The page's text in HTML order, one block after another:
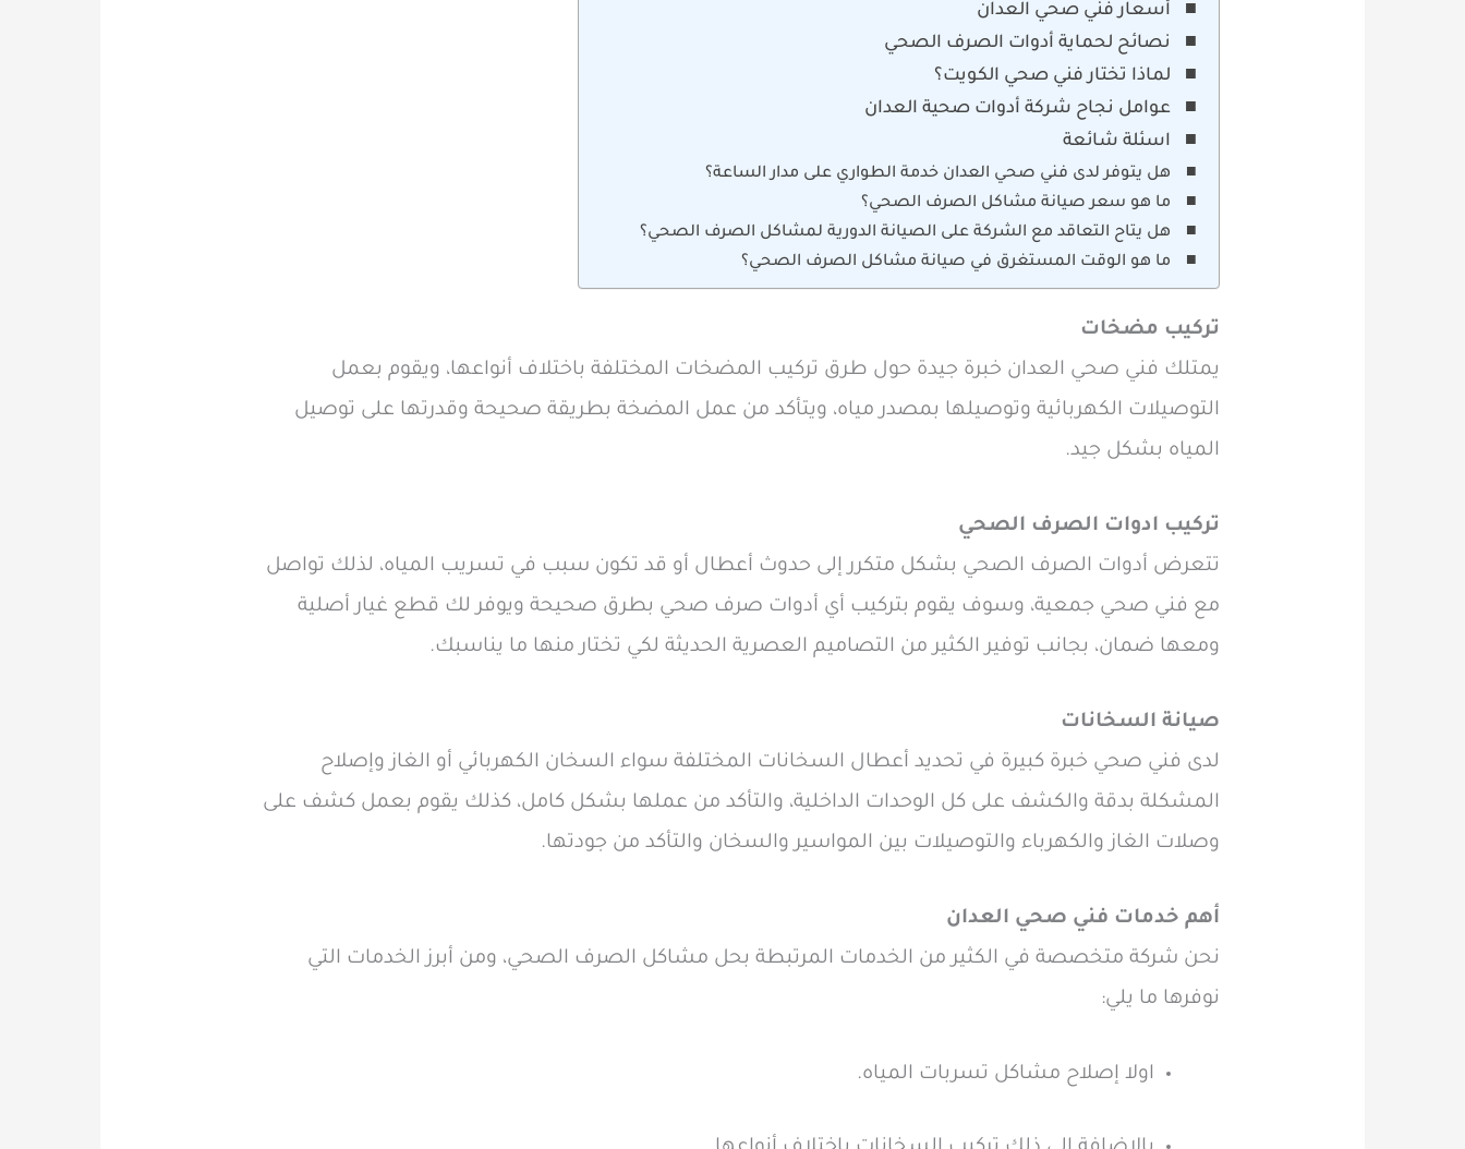
أسعار فني صحي العدان
نصائح لحماية أدوات الصرف الصحي
لماذا تختار فني صحي الكويت؟
عوامل نجاح شركة أدوات صحية العدان
اسئلة شائعة
هل يتوفر لدى فني صحي العدان خدمة الطواري على مدار الساعة؟
ما هو سعر صيانة مشاكل الصرف الصحي؟
هل يتاح التعاقد مع الشركة على الصيانة الدورية لمشاكل الصرف الصحي؟
ما هو الوقت المستغرق في صيانة مشاكل الصرف الصحي؟
تركيب مضخات
يمتلك فني صحي العدان خبرة جيدة حول طرق تركيب المضخات المختلفة باختلاف أنواعها، ويقوم بعمل
التوصيلات الكهربائية وتوصيلها بمصدر مياه، ويتأكد من عمل المضخة بطريقة صحيحة وقدرتها على توصيل
المياه بشكل جيد.
تركيب ادوات الصرف الصحي
تتعرض أدوات الصرف الصحي بشكل متكرر إلى حدوث أعطال أو قد تكون سبب في تسريب المياه، لذلك تواصل
مع فني صحي جمعية، وسوف يقوم بتركيب أي أدوات صرف صحي بطرق صحيحة ويوفر لك قطع غيار أصلية
ومعها ضمان، بجانب توفير الكثير من التصاميم العصرية الحديثة لكي تختار منها ما يناسبك.
صيانة السخانات
لدى فني صحي خبرة كبيرة في تحديد أعطال السخانات المختلفة سواء السخان الكهربائي أو الغاز وإصلاح
المشكلة بدقة والكشف على كل الوحدات الداخلية، والتأكد من عملها بشكل كامل، كذلك يقوم بعمل كشف على
وصلات الغاز والكهرباء والتوصيلات بين المواسير والسخان والتأكد من جودتها.
أهم خدمات فني صحي العدان
نحن شركة متخصصة في الكثير من الخدمات المرتبطة بحل مشاكل الصرف الصحي، ومن أبرز الخدمات التي
نوفرها ما يلي:
اولا إصلاح مشاكل تسربات المياه.